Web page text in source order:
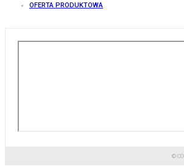
OFERTA PRODUKTOWA
©